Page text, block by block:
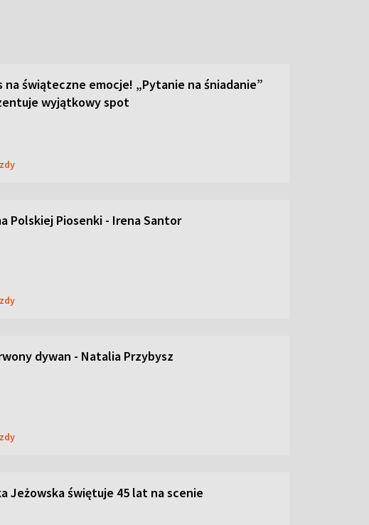
na świąteczne emocje! „Pytanie na śniadanie”
wyjątkowy spot
Polskiej Piosenki - Irena Santor
dywan - Natalia Przybysz
Jeżowska świętuje 45 lat na scenie